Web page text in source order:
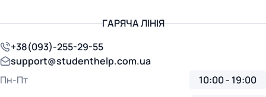
ГАРЯЧА ЛІНІЯ
+38(093)-255-29-55
support@studenthelp.com.ua
Пн-Пт
10:00 - 19:00